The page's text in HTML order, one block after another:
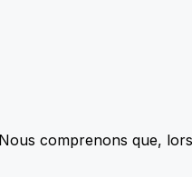
comprenons que,